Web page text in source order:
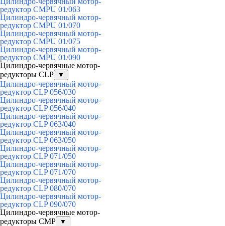
редуктор CMPU 01/063
Цилиндро-червячный мотор-
редуктор CMPU 01/070
Цилиндро-червячный мотор-
редуктор CMPU 01/075
Цилиндро-червячный мотор-
редуктор CMPU 01/090
Цилиндро-червячные мотор-
редукторы CLP
▼
Цилиндро-червячный мотор-
редуктор CLP 056/030
Цилиндро-червячный мотор-
редуктор CLP 056/040
Цилиндро-червячный мотор-
редуктор CLP 063/040
Цилиндро-червячный мотор-
редуктор CLP 063/050
Цилиндро-червячный мотор-
редуктор CLP 071/050
Цилиндро-червячный мотор-
редуктор CLP 071/070
Цилиндро-червячный мотор-
редуктор CLP 080/070
Цилиндро-червячный мотор-
редуктор CLP 090/070
Цилиндро-червячные мотор-
редукторы CMP
▼